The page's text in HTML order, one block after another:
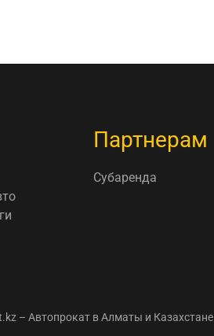
Партнерам
Субаренда
– Автопрокат в Алматы и Казахстане